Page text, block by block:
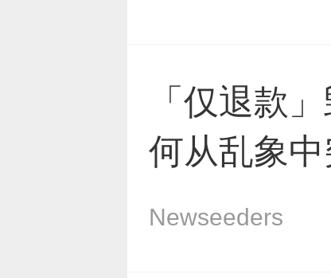
「仅退款
何从乱象中
Newseeders